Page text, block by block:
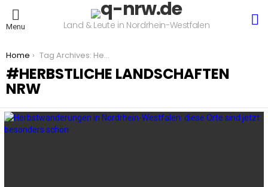
Menu Land & Leute in Nordrhein-Westfalen
You are here:
Home Tag Archives: Herbstliche Landschaften NRW
HERBSTLICHE LANDSCHAFTEN
NRW
LATEST